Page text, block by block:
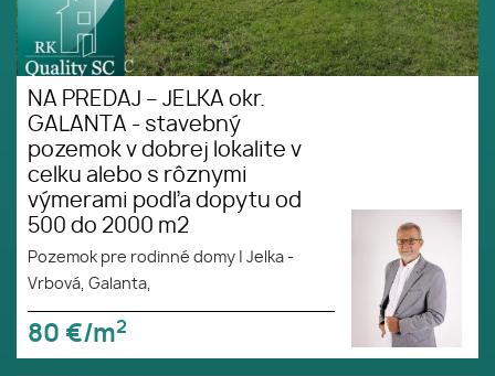
NA PREDAJ – JELKA okr.
GALANTA - stavebný
pozemok v dobrej lokalite v
celku alebo s rôznymi
výmerami podľa dopytu od
500 do 2000 m2
Pozemok pre rodinné domy
Jelka -
Vrbová, Galanta,
80 €/m2